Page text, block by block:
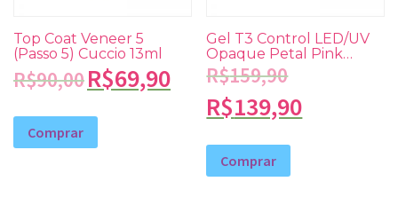
Top Coat Veneer 5
(Passo 5) Cuccio 13ml
R$90,00R$69,90
Comprar
Gel T3 Control LED/UV
Opaque Petal Pink
Cuccio 28g
R$159,90
R$139,90
Comprar